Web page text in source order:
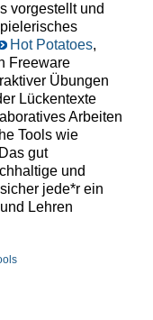
vorgestellt und
Hot Potatoes,
Freeware
Übungen
Lückentexte
Arbeiten
Tools wie
gut
und
jede*r ein
Lehren